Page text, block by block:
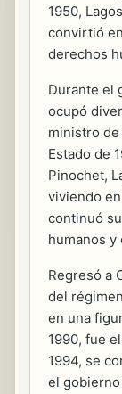
1950,
convirtió
derechos
Durante el
ocupó
ministro de
Estado de
Pinochet,
viviendo
continuó
humanos
Regresó a
del
en una
1990, fue
1994, se
el gobierno